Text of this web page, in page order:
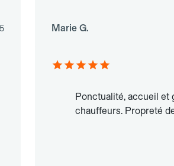
Marie G.
Ponctualité, accueil et
chauffeurs. Propreté